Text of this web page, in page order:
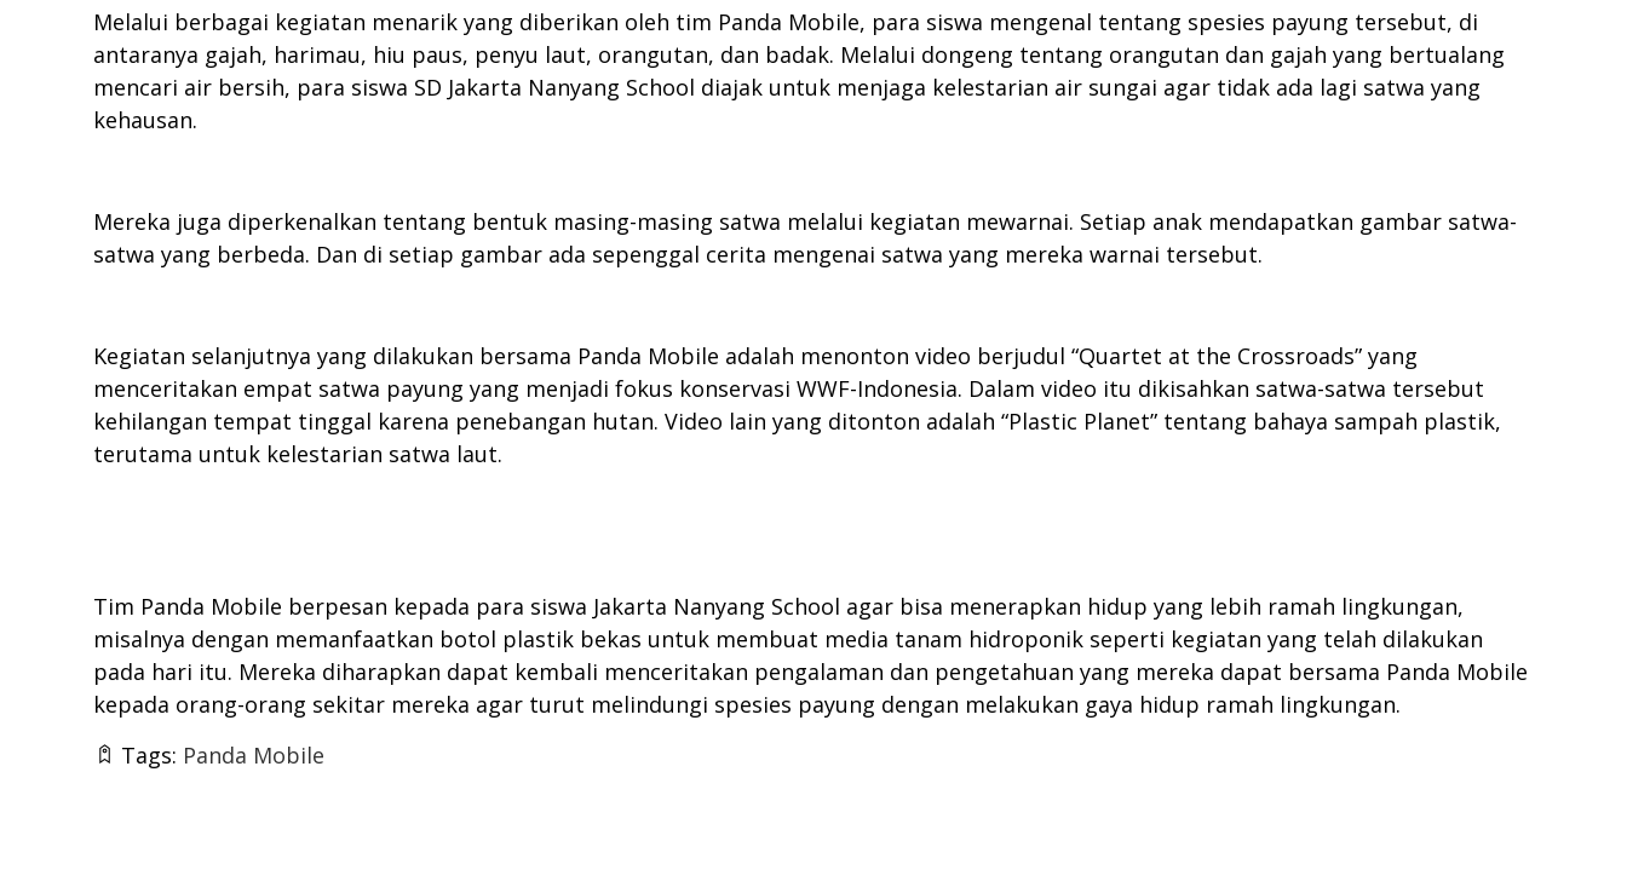
Melalui berbagai kegiatan menarik yang diberikan oleh tim Panda Mobile, para siswa mengenal tentang spesies payung tersebut, di
antaranya gajah, harimau, hiu paus, penyu laut, orangutan, dan badak. Melalui dongeng tentang orangutan dan gajah yang bertualang
mencari air bersih, para siswa SD Jakarta Nanyang School diajak untuk menjaga kelestarian air sungai agar tidak ada lagi satwa yang
kehausan.
Mereka juga diperkenalkan tentang bentuk masing-masing satwa melalui kegiatan mewarnai. Setiap anak mendapatkan gambar satwa-
satwa yang berbeda. Dan di setiap gambar ada sepenggal cerita mengenai satwa yang mereka warnai tersebut.
Kegiatan selanjutnya yang dilakukan bersama Panda Mobile adalah menonton video berjudul “Quartet at the Crossroads” yang
menceritakan empat satwa payung yang menjadi fokus konservasi WWF-Indonesia. Dalam video itu dikisahkan satwa-satwa tersebut
kehilangan tempat tinggal karena penebangan hutan. Video lain yang ditonton adalah “Plastic Planet” tentang bahaya sampah plastik,
terutama untuk kelestarian satwa laut.
Tim Panda Mobile berpesan kepada para siswa Jakarta Nanyang School agar bisa menerapkan hidup yang lebih ramah lingkungan,
misalnya dengan memanfaatkan botol plastik bekas untuk membuat media tanam hidroponik seperti kegiatan yang telah dilakukan
pada hari itu. Mereka diharapkan dapat kembali menceritakan pengalaman dan pengetahuan yang mereka dapat bersama Panda Mobile
kepada orang-orang sekitar mereka agar turut melindungi spesies payung dengan melakukan gaya hidup ramah lingkungan.
Tags: Panda Mobile